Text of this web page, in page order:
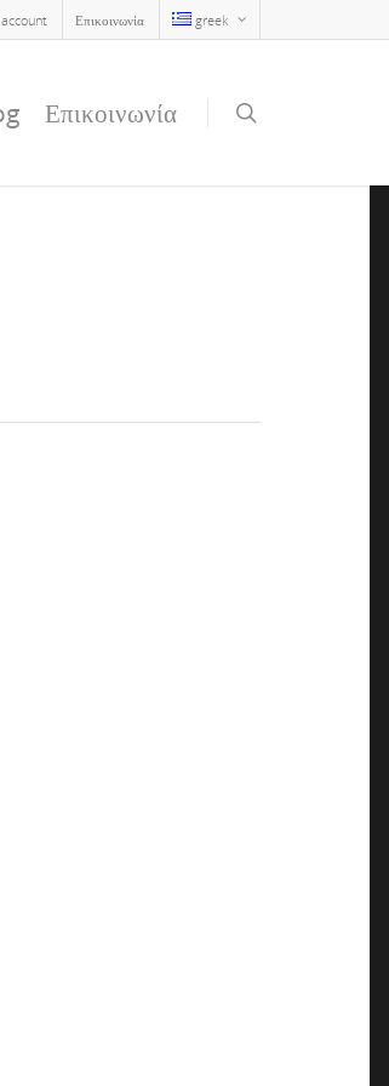
Επικοινωνία greek
Επικοινωνία